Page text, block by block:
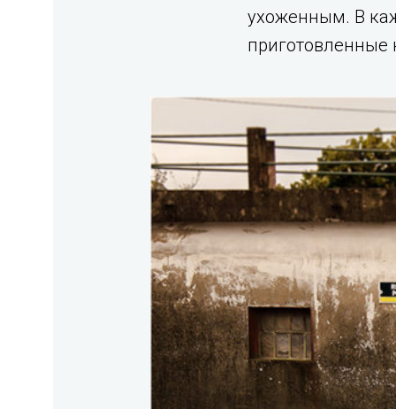
ухоженным. В
приготовленные